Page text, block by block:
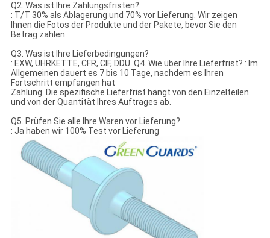
Q2. Was ist Ihre Zahlungsfristen?
: T/T 30% als Ablagerung und 70% vor Lieferung. Wir zeigen
Ihnen die Fotos der Produkte und der Pakete, bevor Sie den
Betrag zahlen.
Q3. Was ist Ihre Lieferbedingungen?
: EXW, UHRKETTE, CFR, CIF, DDU. Q4. Wie über Ihre Lieferfrist? : Im
Allgemeinen dauert es 7 bis 10 Tage, nachdem es Ihren
Fortschritt empfangen hat
Zahlung. Die spezifische Lieferfrist hängt von den Einzelteilen
und von der Quantität Ihres Auftrages ab.
Q5. Prüfen Sie alle Ihre Waren vor Lieferung?
: Ja haben wir 100% Test vor Lieferung